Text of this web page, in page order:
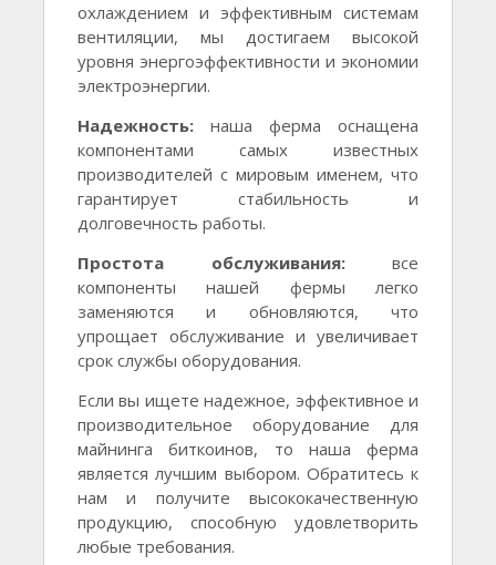
охлаждением и эффективным системам
вентиляции, мы достигаем высокой
уровня энергоэффективности и экономии
электроэнергии.
Надежность: наша ферма оснащена
компонентами самых известных
производителей с мировым именем, что
гарантирует стабильность и
долговечность работы.
Простота обслуживания:все
компоненты нашей фермы легко
заменяются и обновляются, что
упрощает обслуживание и увеличивает
срок службы оборудования.
Если вы ищете надежное, эффективное и
производительное оборудование для
майнинга биткоинов, то наша ферма
является лучшим выбором. Обратитесь к
нам и получите высококачественную
продукцию, способную удовлетворить
любые требования.